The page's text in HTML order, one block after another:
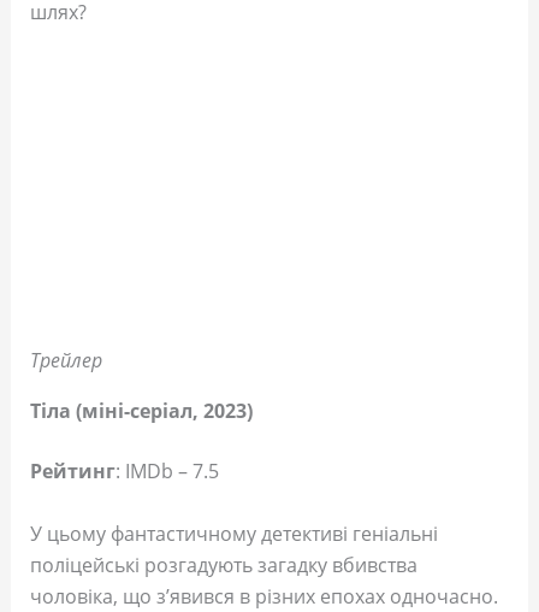
шлях?
Трейлер
Тіла (міні-серіал, 2023)
Рейтинг: IMDb – 7.5
У цьому фантастичному детективі геніальні
поліцейські розгадують загадку вбивства
чоловіка, що з’явився в різних епохах одночасно.